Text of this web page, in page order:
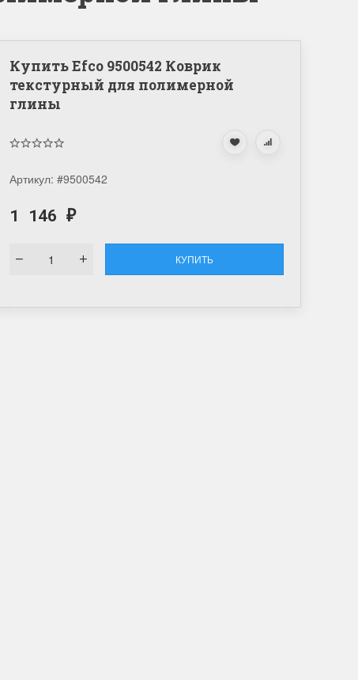
Купить Efco 9500542 Коврик
текстурный для полимерной
глины
Артикул: #9500542
1 146 ₽
КУПИТЬ